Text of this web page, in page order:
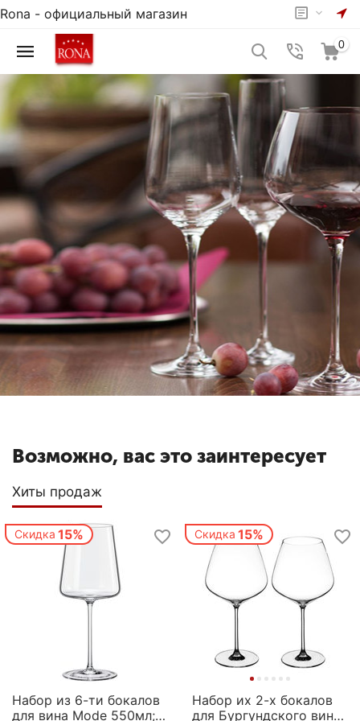
Rona - официальный магазин
0
Возможно, вас это заинтересует
Хиты продаж
Скидка 15%
Набор из 6-ти бокалов
для вина Mode 550мл;
Скидка 15%
Набор их 2-х бокалов
для Бургундского вина,